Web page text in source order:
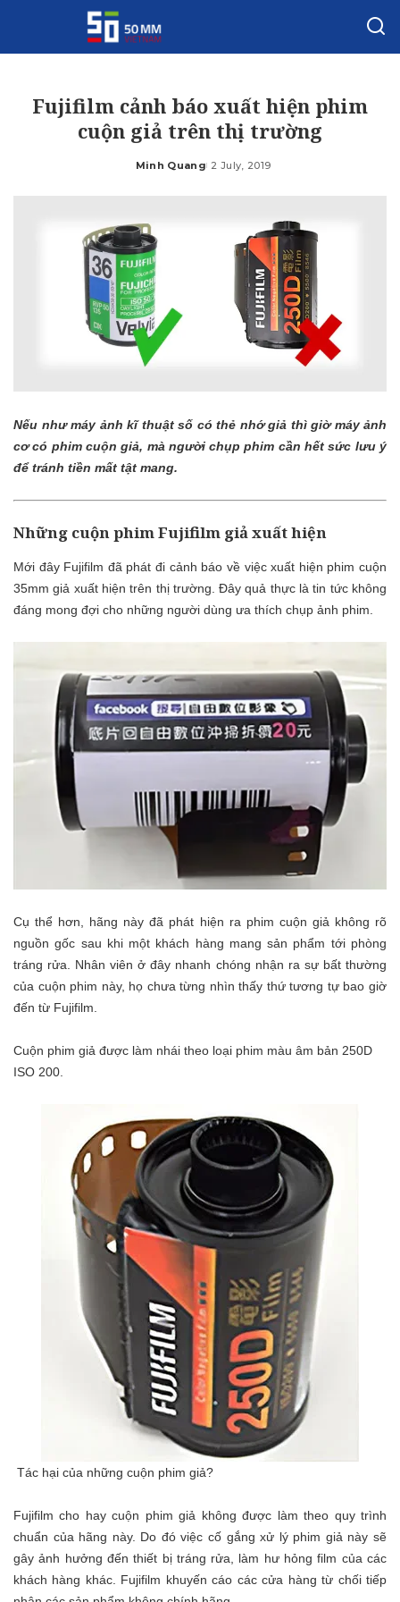
Fujifilm cảnh báo xuất hiện phim
cuộn giả trên thị trường
Posted
Minh Quang 2 July, 2019
Nếu như máy ảnh kĩ thuật số có thẻ nhớ giả thì giờ máy ảnh
cơ có phim cuộn giả, mà người chụp phim cần hết sức lưu ý
để tránh tiền mất tật mang.
Những cuộn phim Fujifilm giả xuất hiện
Mới đây Fujifilm đã phát đi cảnh báo về việc xuất hiện phim cuộn
35mm giả xuất hiện trên thị trường. Đây quả thực là tin tức không
đáng mong đợi cho những người dùng ưa thích chụp ảnh phim.
Cụ thể hơn, hãng này đã phát hiện ra phim cuộn giả không rõ
nguồn gốc sau khi một khách hàng mang sản phẩm tới phòng
tráng rửa. Nhân viên ở đây nhanh chóng nhận ra sự bất thường
của cuộn phim này, họ chưa từng nhìn thấy thứ tương tự bao giờ
đến từ Fujifilm.
Cuộn phim giả được làm nhái theo loại phim màu âm bản 250D
ISO 200.
Tác hại của những cuộn phim giả?
Fujifilm cho hay cuộn phim giả không được làm theo quy trình
chuẩn của hãng này. Do đó việc cố gắng xử lý phim giả này sẽ
gây ảnh hưởng đến thiết bị tráng rửa, làm hư hỏng film của các
khách hàng khác. Fujifilm khuyến cáo các cửa hàng từ chối tiếp